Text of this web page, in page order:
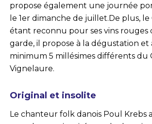
propose également une journée
le 1er dimanche de juillet.De plus, le
étant reconnu pour ses vins rouges
garde, il propose à la dégustation et
minimum 5 millésimes différents du
Vignelaure.
Original et insolite
Le chanteur folk danois Poul Krebs